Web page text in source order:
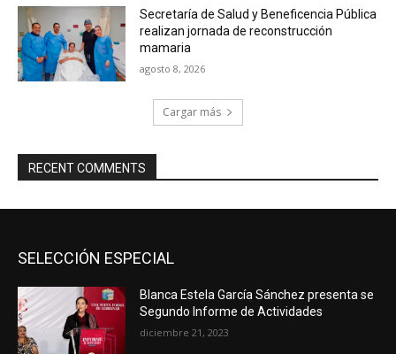
Secretaría de Salud y Beneficencia Pública
realizan jornada de reconstrucción
mamaria
agosto 8, 2026
Cargar más
RECENT COMMENTS
SELECCIÓN ESPECIAL
Blanca Estela García Sánchez presenta se
Segundo Informe de Actividades
diciembre 21, 2023